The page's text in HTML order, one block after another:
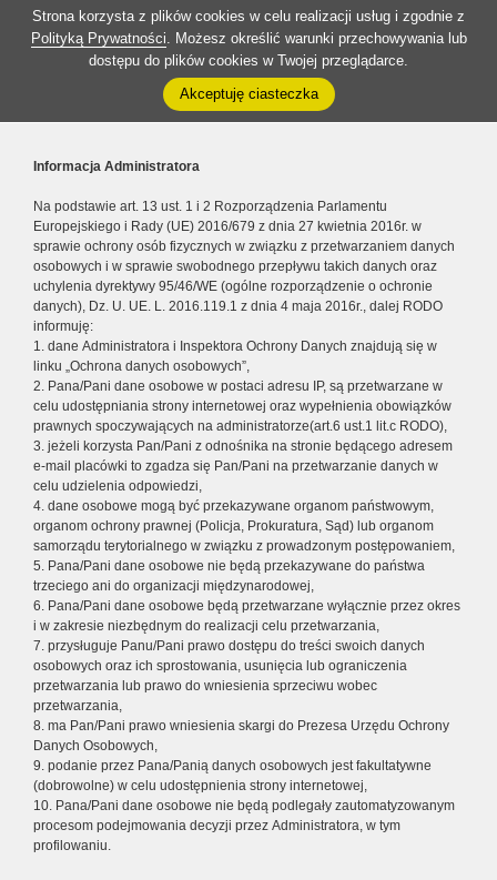
Strona korzysta z plików cookies w celu realizacji usług i zgodnie z
Polityką Prywatności. Możesz określić warunki przechowywania lub
dostępu do plików cookies w Twojej przeglądarce.
Akceptuję ciasteczka
Informacja Administratora
Na podstawie art. 13 ust. 1 i 2 Rozporządzenia Parlamentu
Europejskiego i Rady (UE) 2016/679 z dnia 27 kwietnia 2016r. w
sprawie ochrony osób fizycznych w związku z przetwarzaniem danych
osobowych i w sprawie swobodnego przepływu takich danych oraz
uchylenia dyrektywy 95/46/WE (ogólne rozporządzenie o ochronie
danych), Dz. U. UE. L. 2016.119.1 z dnia 4 maja 2016r., dalej RODO
informuję:
1. dane Administratora i Inspektora Ochrony Danych znajdują się w
linku „Ochrona danych osobowych”,
2. Pana/Pani dane osobowe w postaci adresu IP, są przetwarzane w
celu udostępniania strony internetowej oraz wypełnienia obowiązków
prawnych spoczywających na administratorze(art.6 ust.1 lit.c RODO),
3. jeżeli korzysta Pan/Pani z odnośnika na stronie będącego adresem
e-mail placówki to zgadza się Pan/Pani na przetwarzanie danych w
celu udzielenia odpowiedzi,
4. dane osobowe mogą być przekazywane organom państwowym,
organom ochrony prawnej (Policja, Prokuratura, Sąd) lub organom
samorządu terytorialnego w związku z prowadzonym postępowaniem,
5. Pana/Pani dane osobowe nie będą przekazywane do państwa
trzeciego ani do organizacji międzynarodowej,
6. Pana/Pani dane osobowe będą przetwarzane wyłącznie przez okres
i w zakresie niezbędnym do realizacji celu przetwarzania,
7. przysługuje Panu/Pani prawo dostępu do treści swoich danych
osobowych oraz ich sprostowania, usunięcia lub ograniczenia
przetwarzania lub prawo do wniesienia sprzeciwu wobec
przetwarzania,
8. ma Pan/Pani prawo wniesienia skargi do Prezesa Urzędu Ochrony
Danych Osobowych,
9. podanie przez Pana/Panią danych osobowych jest fakultatywne
(dobrowolne) w celu udostępnienia strony internetowej,
10. Pana/Pani dane osobowe nie będą podlegały zautomatyzowanym
procesom podejmowania decyzji przez Administratora, w tym
profilowaniu.